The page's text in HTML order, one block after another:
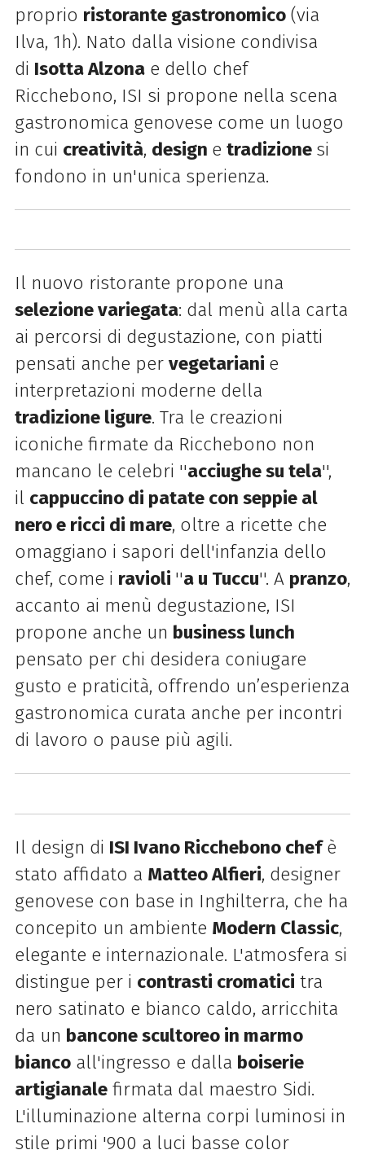
proprio ristorante gastronomico(via
Ilva, 1h). Nato dalla visione condivisa
di Isotta Alzonae dello chef
Ricchebono, ISI si propone nella scena
gastronomica genovese come un luogo
in cui creatività, design e tradizione si
fondono in un'unica sperienza.
Il nuovo ristorante propone una
selezione variegata: dal menù alla carta
ai percorsi di degustazione, con piatti
pensati anche per vegetariani e
interpretazioni moderne della
tradizione ligure. Tra le creazioni
iconiche firmate da Ricchebono non
mancano le celebri ''acciughe su tela'',
il cappuccino di patate con seppie al
nero e ricci di mare, oltre a ricette che
omaggiano i sapori dell'infanzia dello
chef, come i ravioli ''a u Tuccu''. A pranzo,
accanto ai menù degustazione, ISI
propone anche un business lunch
pensato per chi desidera coniugare
gusto e praticità, offrendo un’esperienza
gastronomica curata anche per incontri
di lavoro o pause più agili.
Il design di ISI Ivano Ricchebono chefè
stato affidato a Matteo Alfieri, designer
genovese con base in Inghilterra, che ha
concepito un ambiente Modern Classic,
elegante e internazionale. L'atmosfera si
distingue per i contrasti cromatici tra
nero satinato e bianco caldo, arricchita
da un bancone scultoreo in marmo
biancoall'ingresso e dalla boiserie
artigianalefirmata dal maestro Sidi.
L'illuminazione alterna corpi luminosi in
stile primi '900 a luci basse color